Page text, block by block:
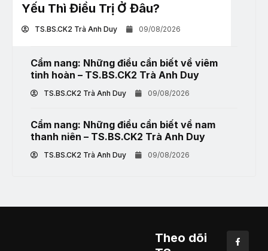
Yếu Thì Điều Trị Ở Đâu?
TS.BS.CK2 Trà Anh Duy 09/08/2026
Cẩm nang: Những điều cần biết về viêm
tinh hoàn – TS.BS.CK2 Trà Anh Duy
TS.BS.CK2 Trà Anh Duy 09/08/2026
Cẩm nang: Những điều cần biết về nam
thanh niên – TS.BS.CK2 Trà Anh Duy
TS.BS.CK2 Trà Anh Duy 09/08/2026
Theo dõi